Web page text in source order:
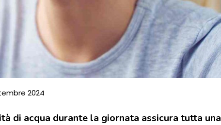
2024
di acqua durante la giornata assicura tutta una